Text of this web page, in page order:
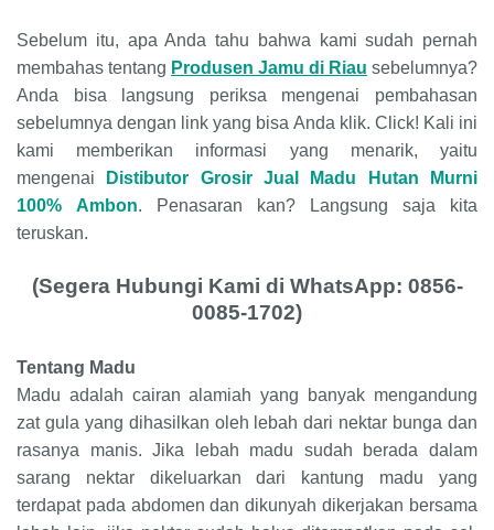
Sebelum itu, apa Anda tahu bahwa kami sudah pernah
membahas tentang Produsen Jamu di Riau sebelumnya?
Anda bisa langsung periksa mengenai pembahasan
sebelumnya dengan link yang bisa Anda klik. Click! Kali ini
kami memberikan informasi yang menarik, yaitu
mengenai
Distibutor Grosir Jual Madu Hutan Murni
100%
Ambon. Penasaran kan? Langsung saja kita
teruskan.
(Segera Hubungi Kami di WhatsApp: 0856-
0085-1702)
Tentang Madu
Madu adalah cairan alamiah yang banyak mengandung
zat gula yang dihasilkan oleh lebah dari nektar bunga dan
rasanya manis. Jika lebah madu sudah berada dalam
sarang nektar dikeluarkan dari kantung madu yang
terdapat pada abdomen dan dikunyah dikerjakan bersama